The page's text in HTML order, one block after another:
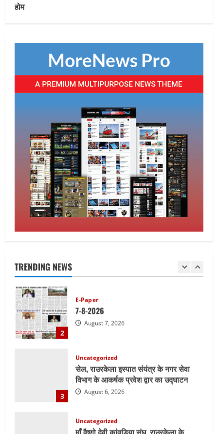
होम
TRENDING NEWS
4
Uncategorized
माँ वैष्णो देवी कांवड़िया संघ, राउरकेला के
श्रद्धालु बाबाधाम के लिए रवाना
August 6, 2026
5
Uncategorized
जनमुद्दों को लेकर सीपीआई ने किया प्रदर्शन
August 6, 2026
1
Uncategorized
सेल, राउरकेला इस्पात संयंत्र में नई उच्च क्षमता
वाली सी.ओ.जी. फ्लेयर स्टैक की स्थापना का
कार्य प्रारंभ
August 7, 2026
2
3
Uncategorized
सेल, राउरकेला इस्पात संयंत्र के नगर सेवा
विभाग के आकर्षक प्रवेश द्वार का उद्घाटन
August 6, 2026
4
Uncategorized
माँ वैष्णो देवी कांवड़िया संघ, राउरकेला के
श्रद्धालु बाबाधाम के लिए रवाना
August 6, 2026
Uncategorized